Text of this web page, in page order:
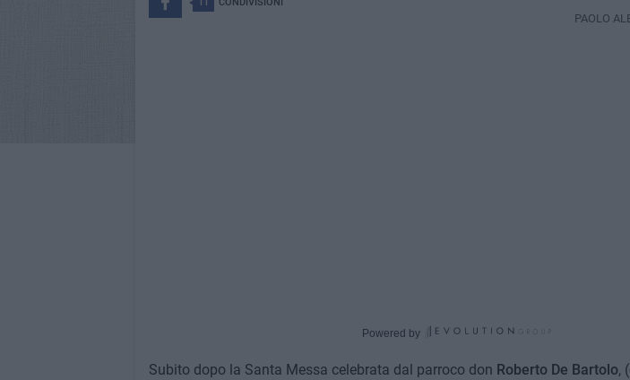
PAOLO
Powered by
Subito dopo la Santa Messa celebrata dal parroco don Roberto De Bartolo,